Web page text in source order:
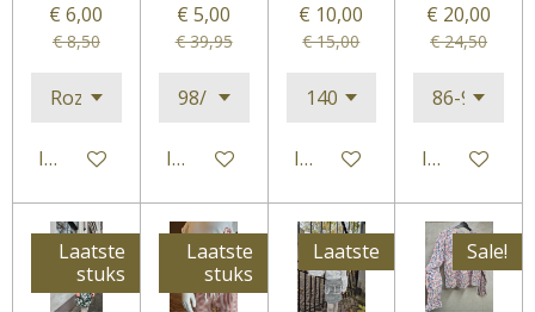
€ 6,00
€ 8,50
In winkelwagen
€ 5,00
€ 39,95
In winkelwagen
€ 10,00
€ 15,00
In winkelwagen
€ 20,00
€ 24,50
In
Laatste
stuks
Laatste
stuks
Laatste Sale!